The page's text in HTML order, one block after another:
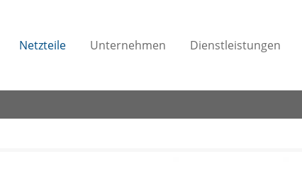
Netzteile Unternehmen Dienstleistungen